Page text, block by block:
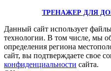
ТРЕНАЖЕР ДЛЯ
Данный сайт использует
технологии. В том числе, мы
определения региона
сайт, вы подтверждаете свое
конфиденциальности сайта.